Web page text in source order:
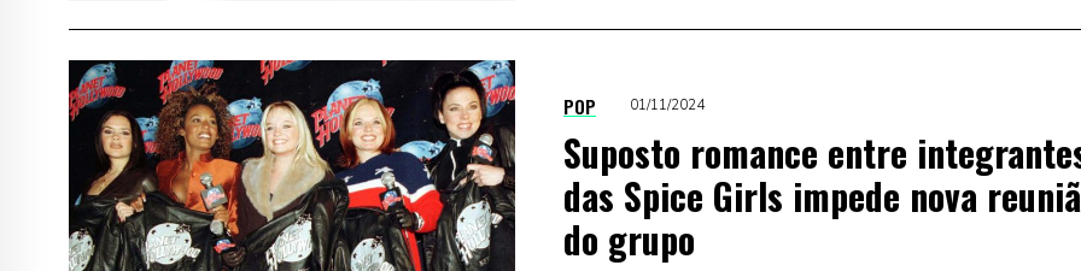
POP 01/11/2024
Suposto romance entre
das Spice Girls impede nova
do grupo